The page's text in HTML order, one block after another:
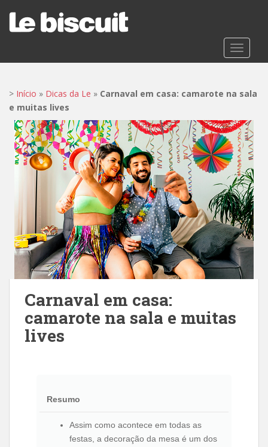
t
> Início » Dicas da Le » Carnaval em casa: camarote na sala
e muitas lives
Carnaval em casa:
camarote na sala e muitas
lives
Resumo
Assim como acontece em todas as
festas, a decoração da mesa é um dos